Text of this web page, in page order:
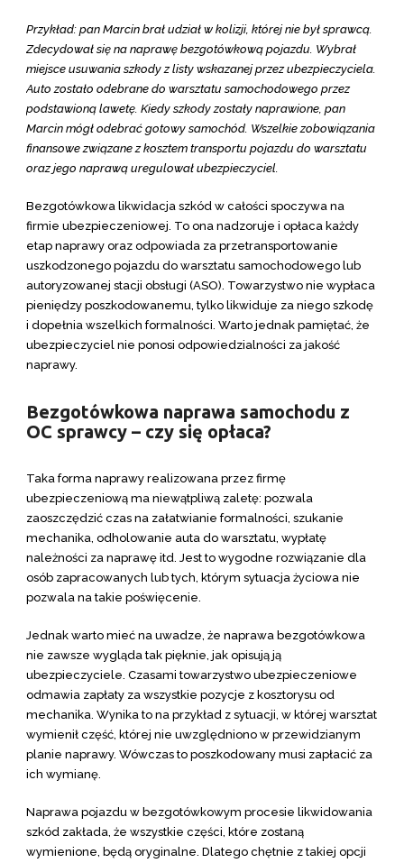
Przykład: pan Marcin brał udział w kolizji, której nie był sprawcą.
Zdecydował się na naprawę bezgotówkową pojazdu. Wybrał
miejsce usuwania szkody z listy wskazanej przez ubezpieczyciela.
Auto zostało odebrane do warsztatu samochodowego przez
podstawioną lawetę. Kiedy szkody zostały naprawione, pan
Marcin mógł odebrać gotowy samochód. Wszelkie zobowiązania
finansowe związane z kosztem transportu pojazdu do warsztatu
oraz jego naprawą uregulował ubezpieczyciel.
Bezgotówkowa likwidacja szkód w całości spoczywa na
firmie ubezpieczeniowej. To ona nadzoruje i opłaca każdy
etap naprawy oraz odpowiada za przetransportowanie
uszkodzonego pojazdu do warsztatu samochodowego lub
autoryzowanej stacji obsługi (ASO). Towarzystwo nie wypłaca
pieniędzy poszkodowanemu, tylko likwiduje za niego szkodę
i dopełnia wszelkich formalności. Warto jednak pamiętać, że
ubezpieczyciel nie ponosi odpowiedzialności za jakość
naprawy.
Bezgotówkowa naprawa samochodu z
OC sprawcy – czy się opłaca?
Taka forma naprawy realizowana przez firmę
ubezpieczeniową ma niewątpliwą zaletę: pozwala
zaoszczędzić czas na załatwianie formalności, szukanie
mechanika, odholowanie auta do warsztatu, wypłatę
należności za naprawę itd. Jest to wygodne rozwiązanie dla
osób zapracowanych lub tych, którym sytuacja życiowa nie
pozwala na takie poświęcenie.
Jednak warto mieć na uwadze, że naprawa bezgotówkowa
nie zawsze wygląda tak pięknie, jak opisują ją
ubezpieczyciele. Czasami towarzystwo ubezpieczeniowe
odmawia zapłaty za wszystkie pozycje z kosztorysu od
mechanika. Wynika to na przykład z sytuacji, w której warsztat
wymienił część, której nie uwzględniono w przewidzianym
planie naprawy. Wówczas to poszkodowany musi zapłacić za
ich wymianę.
Naprawa pojazdu w bezgotówkowym procesie likwidowania
szkód zakłada, że wszystkie części, które zostaną
wymienione, będą oryginalne. Dlatego chętnie z takiej opcji